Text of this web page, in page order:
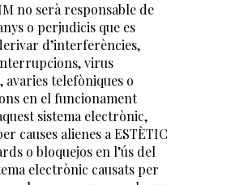
no serà responsable de
o perjudicis que es
d’interferències,
virus
telefòniques o
en el funcionament
sistema electrònic,
causes alienes a ESTÈTIC
o bloquejos en l’ús del
electrònic causats per